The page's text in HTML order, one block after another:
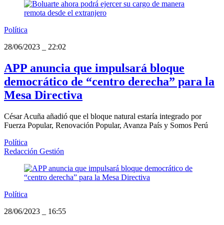
Política
28/06/2023
22:02
APP anuncia que impulsará bloque
democrático de “centro derecha” para la
Mesa Directiva
César Acuña añadió que el bloque natural estaría integrado por
Fuerza Popular, Renovación Popular, Avanza País y Somos Perú
Política
Redacción Gestión
Política
28/06/2023
16:55